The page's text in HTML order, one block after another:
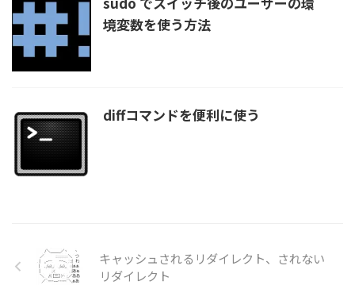
境変数を使う方法
diffコマンドを便利に使う
キャッシュされるリダイレクト、されない
リダイレクト